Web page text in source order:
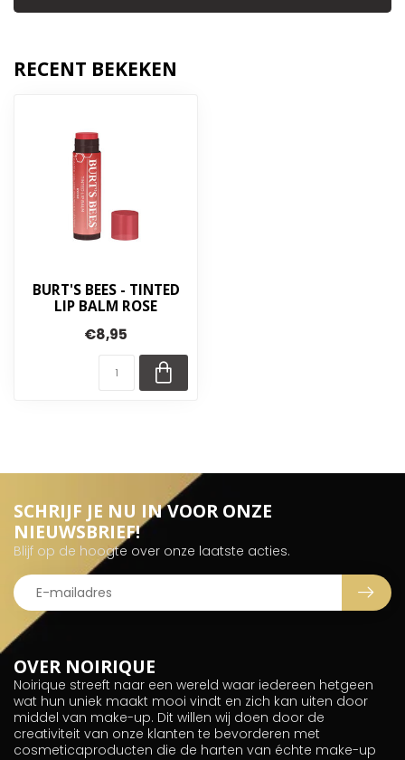
RECENT BEKEKEN
BURT'S BEES - TINTED
LIP BALM ROSE
€8,95
OVER NOIRIQUE
Noirique streeft naar een wereld waar iedereen hetgeen
wat hun uniek maakt mooi vindt en zich kan uiten door
middel van make-up. Dit willen wij doen door de
creativiteit van onze klanten te bevorderen met
cosmeticaproducten die de harten van échte make-up
SCHRIJF JE NU IN VOOR ONZE
NIEUWSBRIEF!
Blijf op de hoogte over onze laatste acties.